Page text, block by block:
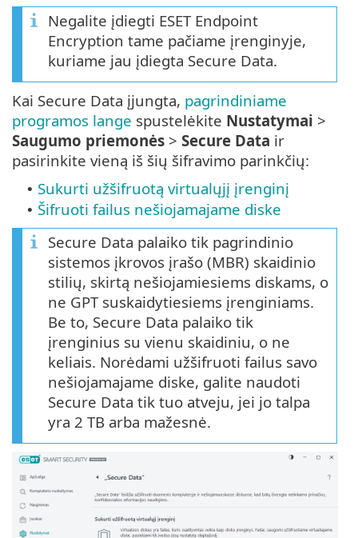
Negalite įdiegti ESET Endpoint
Encryption tame pačiame įrenginyje,
kuriame jau įdiegta Secure Data.
Kai Secure Data įjungta, pagrindiniame
programos lange spustelėkite Nustatymai >
Saugumo priemonės > Secure Data ir
pasirinkite vieną iš šių šifravimo parinkčių:
• Sukurti užšifruotą virtualųjį įrenginį
• Šifruoti failus nešiojamajame diske
Secure Data palaiko tik pagrindinio
sistemos įkrovos įrašo (MBR) skaidinio
stilių, skirtą nešiojamiesiems diskams, o
ne GPT suskaidytiesiems įrenginiams.
Be to, Secure Data palaiko tik
įrenginius su vienu skaidiniu, o ne
keliais. Norėdami užšifruoti failus savo
nešiojamajame diske, galite naudoti
Secure Data tik tuo atveju, jei jo talpa
yra 2 TB arba mažesnė.